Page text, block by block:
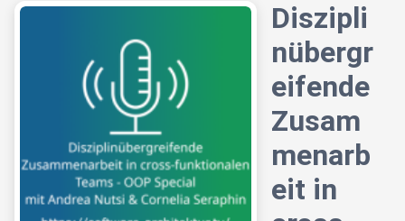
Diszipli
nübergr
eifende
Zusam
menarb
eit in